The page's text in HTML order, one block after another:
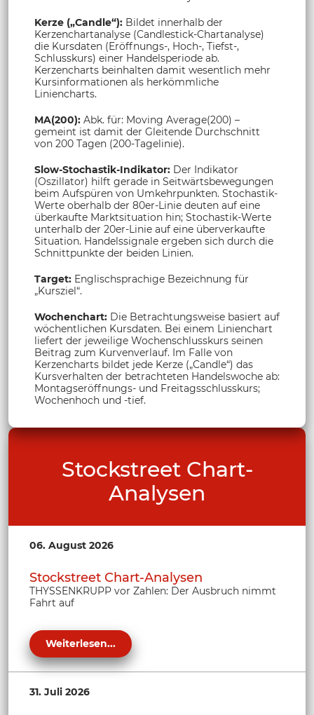
Kerze („Candle“): Bildet innerhalb der
Kerzenchartanalyse (Candlestick-Chartanalyse)
die Kursdaten (Eröffnungs-, Hoch-, Tiefst-,
Schlusskurs) einer Handelsperiode ab.
Kerzencharts beinhalten damit wesentlich mehr
Kursinformationen als herkömmliche
Liniencharts.
MA(200): Abk. für: Moving Average(200) –
gemeint ist damit der Gleitende Durchschnitt
von 200 Tagen (200-Tagelinie).
Slow-Stochastik-Indikator: Der Indikator
(Oszillator) hilft gerade in Seitwärtsbewegungen
beim Aufspüren von Umkehrpunkten. Stochastik-
Werte oberhalb der 80er-Linie deuten auf eine
überkaufte Marktsituation hin; Stochastik-Werte
unterhalb der 20er-Linie auf eine überverkaufte
Situation. Handelssignale ergeben sich durch die
Schnittpunkte der beiden Linien.
Target: Englischsprachige Bezeichnung für
„Kursziel“.
Wochenchart: Die Betrachtungsweise basiert auf
wöchentlichen Kursdaten. Bei einem Linienchart
liefert der jeweilige Wochenschlusskurs seinen
Beitrag zum Kurvenverlauf. Im Falle von
Kerzencharts bildet jede Kerze („Candle“) das
Kursverhalten der betrachteten Handelswoche ab:
Montagseröffnungs- und Freitagsschlusskurs;
Wochenhoch und -tief.
Stockstreet Chart-
Analysen
06. August 2026
Stockstreet Chart-Analysen
THYSSENKRUPP vor Zahlen: Der Ausbruch nimmt
Fahrt auf
Weiterlesen...
31. Juli 2026